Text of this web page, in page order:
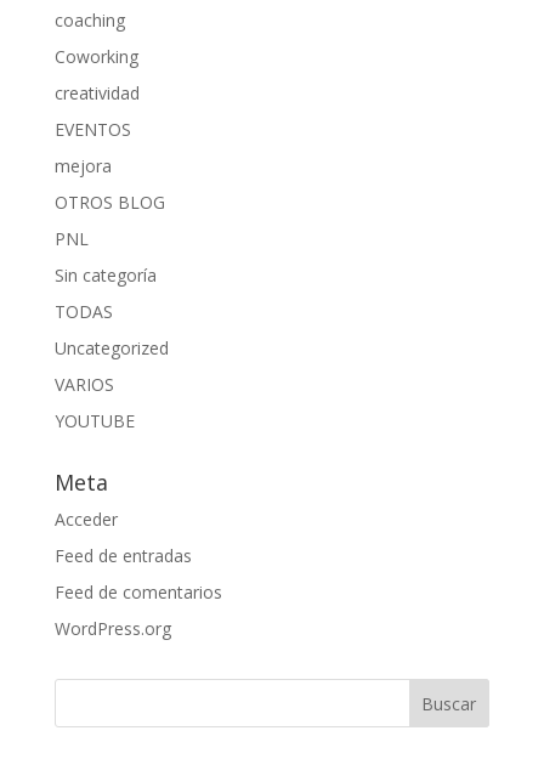
coaching
Coworking
creatividad
EVENTOS
mejora
OTROS BLOG
PNL
Sin categoría
TODAS
Uncategorized
VARIOS
YOUTUBE
Meta
Acceder
Feed de entradas
Feed de comentarios
WordPress.org